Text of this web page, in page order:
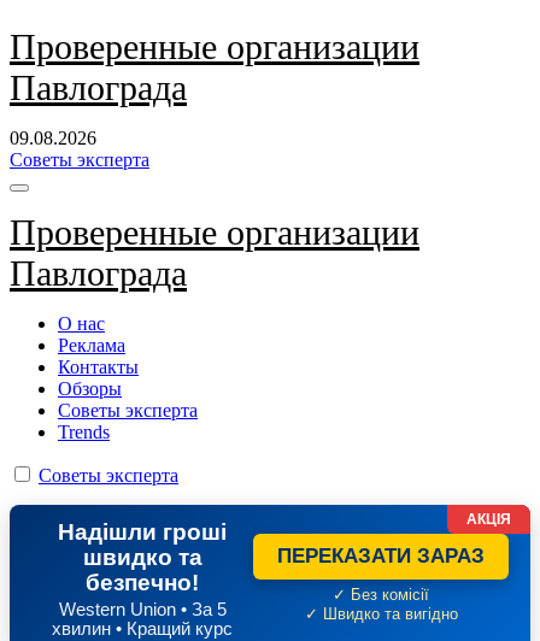
Перейти
к
содержанию
Проверенные организации
Павлограда
09.08.2026
Советы эксперта
Проверенные организации
Павлограда
О нас
Реклама
Контакты
Обзоры
Советы эксперта
Trends
Советы эксперта
Надішли гроші
швидко та
безпечно!
Western Union • За 5
хвилин • Кращий курс
ПЕРЕКАЗАТИ ЗАРАЗ
✓ Без комісії
✓ Швидко та вигідно
АКЦІЯ